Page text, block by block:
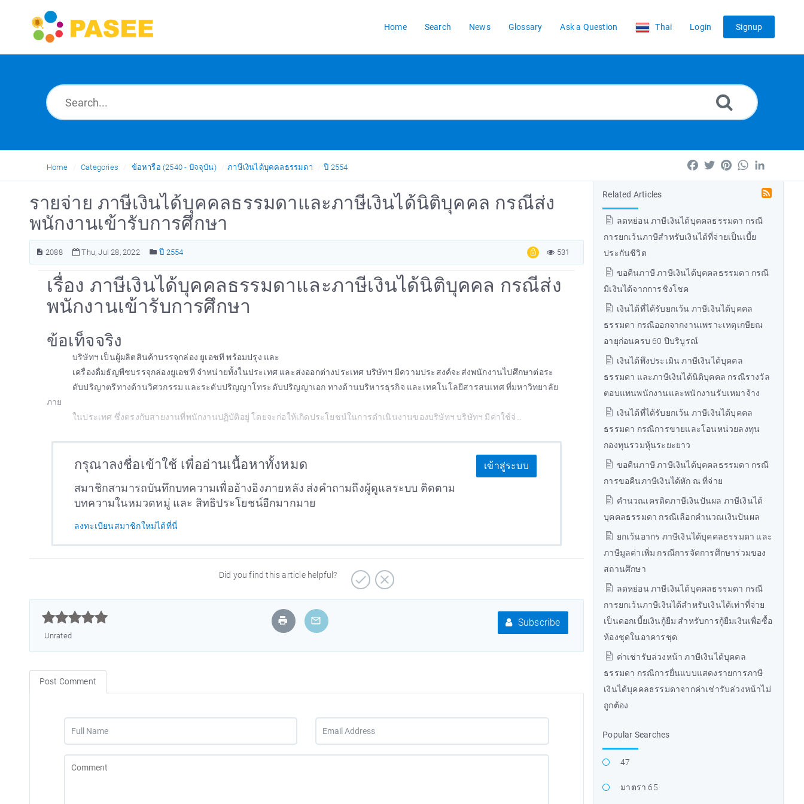
Home Search News Glossary Ask a Question Thai Login Signup
Home Categories ข้อหารือ (2540 - ปัจจุบัน) ภาษีเงินได้บุคคลธรรมดา ปี 2554 Facebook
TwitterPinterestWhatsApp
Related Articles
ลดหย่อน ภาษีเงินได้บุคคลธรรมดา กรณี
การยกเว้นภาษีสำหรับเงินได้ที่จ่ายเป็นเบี้ย
ประกันชีวิต
ขอคืนภาษี ภาษีเงินได้บุคคลธรรมดา กรณี
มีเงินได้จากการชิงโชค
เงินได้ที่ได้รับยกเว้น ภาษีเงินได้บุคคล
ธรรมดา กรณีออกจากงานเพราะเหตุเกษียณ
อายุก่อนครบ 60 ปีบริบูรณ์
เงินได้พึงประเมิน ภาษีเงินได้บุคคล
ธรรมดา และภาษีเงินได้นิติบุคคล กรณีรางวัล
ตอบแทนพนักงานและพนักงานรับเหมาจ้าง
เงินได้ที่ได้รับยกเว้น ภาษีเงินได้บุคคล
ธรรมดา กรณีการขายและโอนหน่วยลงทุน
กองทุนรวมหุ้นระยะยาว
ขอคืนภาษี ภาษีเงินได้บุคคลธรรมดา กรณี
การขอคืนภาษีเงินได้หัก ณ ที่จ่าย
คำนวณเครดิตภาษีเงินปันผล ภาษีเงินได้
บุคคลธรรมดา กรณีเลือกคำนวณเงินปันผล
ยกเว้นอากร ภาษีเงินได้บุคคลธรรมดา และ
ภาษีมูลค่าเพิ่ม กรณีการจัดการศึกษาร่วมของ
สถานศึกษา
ลดหย่อน ภาษีเงินได้บุคคลธรรมดา กรณี
การยกเว้นภาษีเงินได้สำหรับเงินได้เท่าที่จ่าย
เป็นดอกเบี้ยเงินกู้ยืม สำหรับการกู้ยืมเงินเพื่อซื้อ
ห้องชุดในอาคารชุด
ค่าเช่ารับล่วงหน้า ภาษีเงินได้บุคคล
ธรรมดา กรณีการยื่นแบบแสดงรายการภาษี
เงินได้บุคคลธรรมดาจากค่าเช่ารับล่วงหน้าไม่
ถูกต้อง
Popular Searches
47
มาตรา 65
รายจ่าย ภาษีเงินได้บุคคลธรรมดาและภาษีเงินได้นิติบุคคล กรณีส่ง
พนักงานเข้ารับการศึกษา
2088 Thu, Jul 28, 2022 ปี 2554 531
เรื่อง ภาษีเงินได้บุคคลธรรมดาและภาษีเงินได้นิติบุคคล กรณีส่ง
พนักงานเข้ารับการศึกษา
ข้อเท็จจริง
บริษัทฯ เป็นผู้ผลิตสินค้าบรรจุกล่อง ยูเอชที พร้อมปรุง และ
เครื่องดื่มธัญพืชบรรจุกล่องยูเอชที จำหน่ายทั้งในประเทศ และส่งออกต่างประเทศ บริษัทฯ มีความประสงค์จะส่งพนักงานไปศึกษาต่อระ
ดับปริญาตรีทางด้านวิศวกรรม และระดับปริญญาโทระดับปริญญาเอก ทางด้านบริหารธุรกิจ และเทคโนโลยีสารสนเทศ ที่มหาวิทยาลัย
ภาย
ในประเทศ ซึ่งตรงกับสายงานที่พนักงานปฏิบัติอยู่ โดยจะก่อให้เกิดประโยชน์ในการดำเนินงานของบริษัทฯ บริษัทฯ มีค่าใช้จ่...
กรุณาลงชื่อเข้าใช้ เพื่ออ่านเนื้อหาทั้งหมด
สมาชิกสามารถบันทึกบทความเพื่ออ้างอิงภายหลัง ส่งคำถามถึงผู้ดูแลระบบ ติดตาม
บทความในหมวดหมู่ และ สิทธิประโยชน์อีกมากมาย
ลงทะเบียนสมาชิกใหม่ได้ที่นี่
เข้าสู่ระบบ
Did you find this article helpful?



Unrated
Subscribe
Post Comment